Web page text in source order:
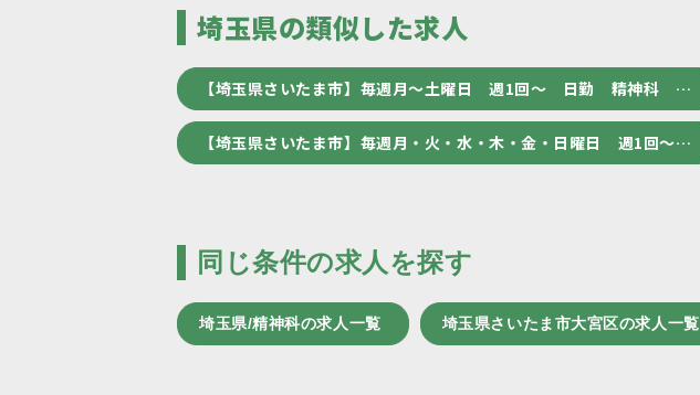
埼玉県の類似した求人
【埼玉県さいたま市】毎週月～土曜日 週1回～ 日勤 精神科 …
【埼玉県さいたま市】毎週月・火・水・木・金・日曜日 週1回～…
同じ条件の求人を探す
埼玉県/精神科の求人一覧 埼玉県さいたま市大宮区の求人一覧